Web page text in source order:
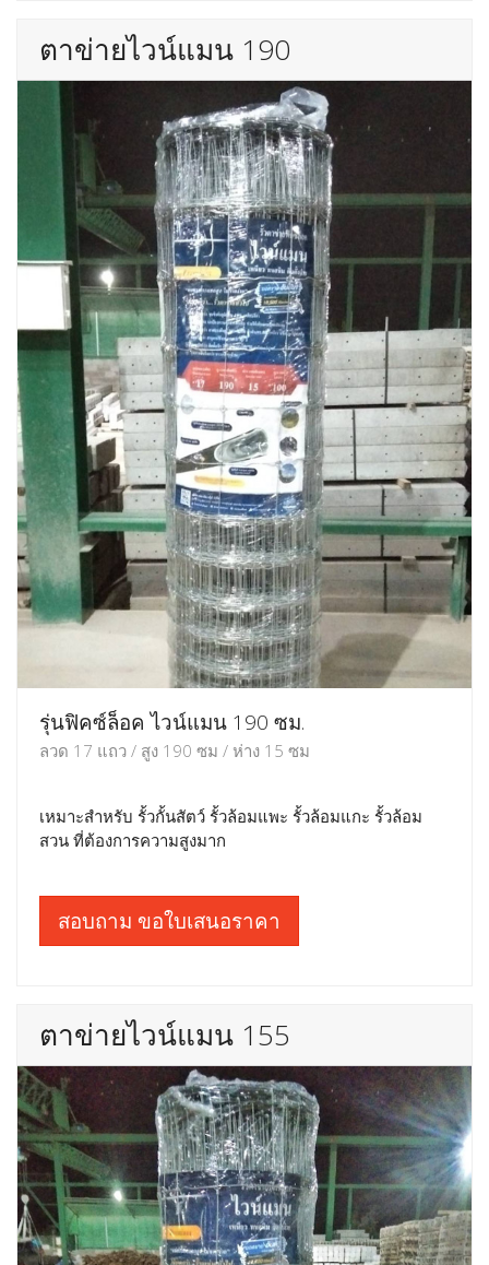
ตาข่ายไวน์แมน 190
รุ่นฟิคซ์ล็อค ไวน์แมน 190 ซม.
ลวด 17 แถว / สูง 190 ซม / ห่าง 15 ซม
เหมาะสำหรับ รั้วกั้นสัตว์ รั้วล้อมแพะ รั้วล้อมแกะ รั้วล้อม
สวน ที่ต้องการความสูงมาก
สอบถาม ขอใบเสนอราคา
ตาข่ายไวน์แมน 155